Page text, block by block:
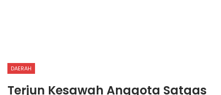
DAERAH
Terjun Kesawah Anggota Satgas